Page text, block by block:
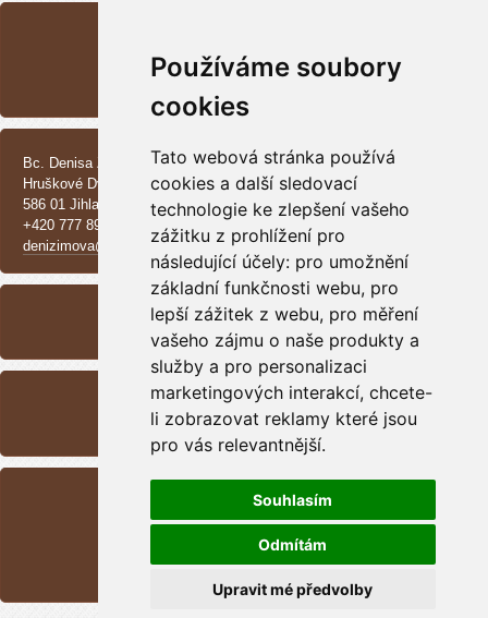
Používáme soubory
cookies
Tato webová stránka používá
cookies a další sledovací
technologie ke zlepšení vašeho
zážitku z prohlížení pro
následující účely: pro umožnění
základní funkčnosti webu, pro
lepší zážitek z webu, pro měření
vašeho zájmu o naše produkty a
služby a pro personalizaci
marketingových interakcí, chcete-
li zobrazovat reklamy které jsou
pro vás relevantnější.
Souhlasím
Odmítám
Upravit mé předvolby
Bc. Denisa Zimová
Hruškové Dvory 370 E
586 01 Jihlava
+420 777 890 137
denizimova@seznam.cz
ARCHIVE
<< September / 2025 >>
RSS
Overview of sources
1699660
Month:
45915
509